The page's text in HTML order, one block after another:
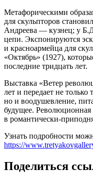
Метафорическими
для скульпторов
Андреева — кузнец; у
цепи. Экспонируются
и красноармейца для
«Октябрь» (1927),
последние тридцать лет.
Выставка «Ветер
лет и передает не только
но и воодушевление,
будущее. Революционная
в романтически-
Узнать подробности
https://
Поделиться